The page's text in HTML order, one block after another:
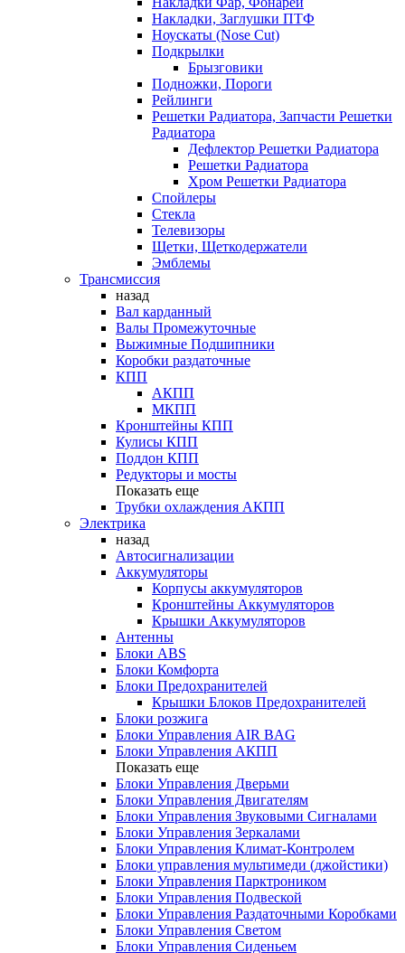
Накладки, Заглушки ПТФ
Ноускаты (Nose Cut)
Подкрылки
Брызговики
Подножки, Пороги
Рейлинги
Решетки Радиатора, Запчасти Решетки
Радиатора
Дефлектор Решетки Радиатора
Решетки Радиатора
Хром Решетки Радиатора
Спойлеры
Стекла
Телевизоры
Щетки, Щеткодержатели
Эмблемы
Трансмиссия
назад
Вал карданный
Валы Промежуточные
Выжимные Подшипники
Коробки раздаточные
КПП
АКПП
МКПП
Кронштейны КПП
Кулисы КПП
Поддон КПП
Редукторы и мосты
Показать еще
Трубки охлаждения АКПП
Электрика
назад
Автосигнализации
Аккумуляторы
Корпусы аккумуляторов
Кронштейны Аккумуляторов
Крышки Аккумуляторов
Антенны
Блоки ABS
Блоки Комфорта
Блоки Предохранителей
Крышки Блоков Предохранителей
Блоки розжига
Блоки Управления AIR BAG
Блоки Управления АКПП
Показать еще
Блоки Управления Дверьми
Блоки Управления Двигателям
Блоки Управления Звуковыми Сигналами
Блоки Управления Зеркалами
Блоки Управления Климат-Контролем
Блоки управления мультимеди (джойстики)
Блоки Управления Парктроником
Блоки Управления Подвеской
Блоки Управления Раздаточными Коробками
Блоки Управления Светом
Блоки Управления Сиденьем